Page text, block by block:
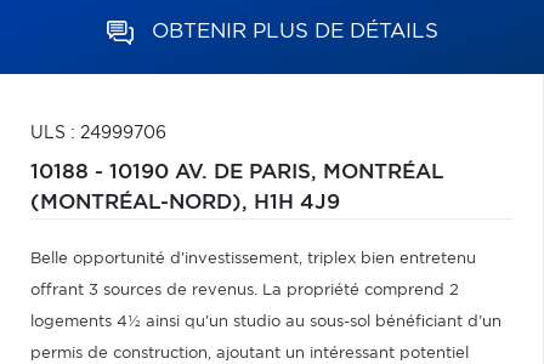
OBTENIR PLUS DE DÉTAILS
ULS : 24999706
10188 - 10190 AV. DE PARIS, MONTRÉAL
(MONTRÉAL-NORD), H1H 4J9
Belle opportunité d'investissement, triplex bien entretenu
offrant 3 sources de revenus. La propriété comprend 2
logements 4½ ainsi qu'un studio au sous-sol bénéficiant d'un
permis de construction, ajoutant un intéressant potentiel